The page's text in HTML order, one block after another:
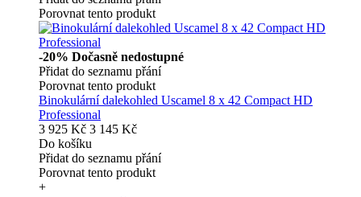
Porovnat tento produkt
-20% Dočasně nedostupné
Přidat do seznamu přání
Porovnat tento produkt
Binokulární dalekohled Uscamel 8 x 42 Compact HD
Professional
3 925 Kč 3 145 Kč
Do košíku
Přidat do seznamu přání
Porovnat tento produkt
+